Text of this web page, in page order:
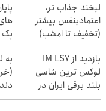
لبخند جذاب تر،
اعتمادبنفس بیشتر
(تخفیف تا امشب)
پک
بازدید از IM LS7
لوکس ترین شاسی
بلند برقی ایران در
باشگاه انقلاب
به
دندان